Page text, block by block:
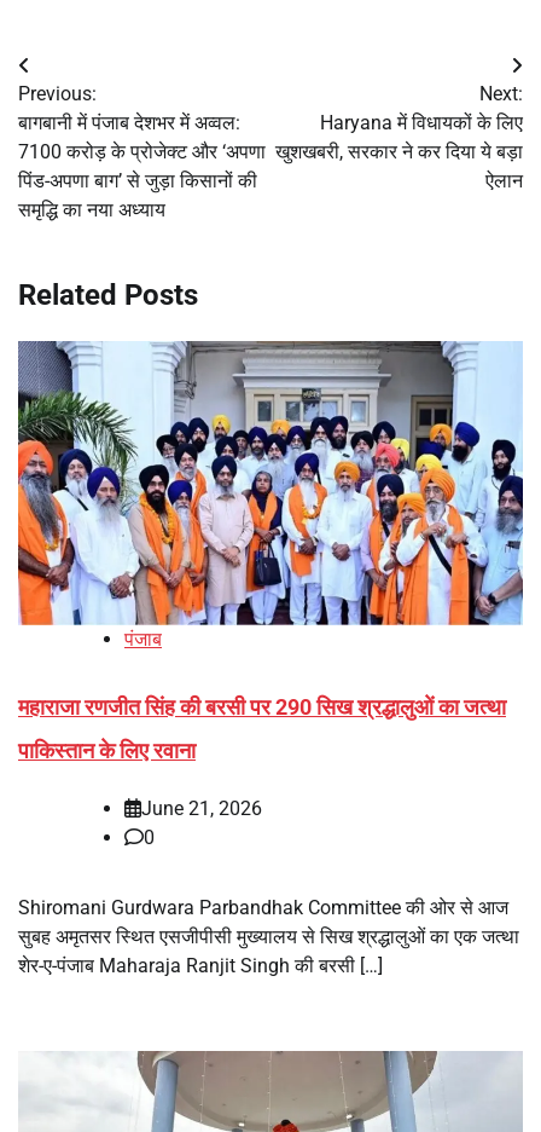
Post
navigation
Previous:
बागबानी में पंजाब देशभर में अव्वल:
7100 करोड़ के प्रोजेक्ट और ‘अपणा
पिंड-अपणा बाग’ से जुड़ा किसानों की
समृद्धि का नया अध्याय
Next:
Haryana में विधायकों के लिए
खुशखबरी, सरकार ने कर दिया ये बड़ा
ऐलान
Related Posts
पंजाब
महाराजा रणजीत सिंह की बरसी पर 290 सिख श्रद्धालुओं का जत्था
पाकिस्तान के लिए रवाना
June 21, 2026
0
Shiromani Gurdwara Parbandhak Committee की ओर से आज
सुबह अमृतसर स्थित एसजीपीसी मुख्यालय से सिख श्रद्धालुओं का एक जत्था
शेर-ए-पंजाब Maharaja Ranjit Singh की बरसी […]